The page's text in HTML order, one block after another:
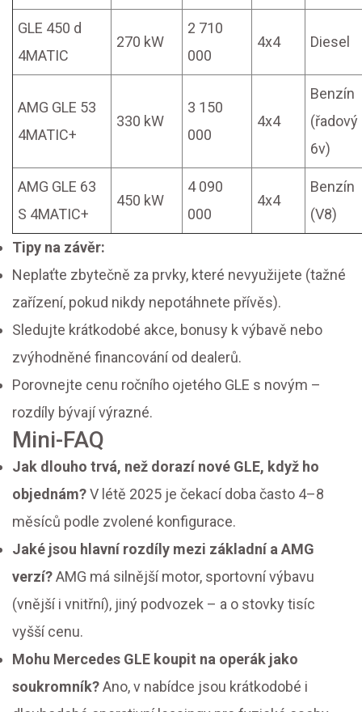
GLE 450 d
4MATIC
270 kW
2 710
000
4x4 Diesel
AMG GLE 53
4MATIC+
330 kW
3 150
000
4x4
Benzín
(řadový
6v)
AMG GLE 63
S 4MATIC+
450 kW
4 090
000
4x4
Benzín
(V8)
Tipy na závěr:
Neplaťte zbytečně za prvky, které nevyužijete (tažné
zařízení, pokud nikdy nepotáhnete přívěs).
Sledujte krátkodobé akce, bonusy k výbavě nebo
zvýhodněné financování od dealerů.
Porovnejte cenu ročního ojetého GLE s novým –
rozdíly bývají výrazné.
Mini-FAQ
Jak dlouho trvá, než dorazí nové GLE, když ho
objednám?V létě 2025 je čekací doba často 4–8
měsíců podle zvolené konfigurace.
Jaké jsou hlavní rozdíly mezi základní a AMG
verzí?AMG má silnější motor, sportovní výbavu
(vnější i vnitřní), jiný podvozek – a o stovky tisíc
vyšší cenu.
Mohu Mercedes GLE koupit na operák jako
soukromník?Ano, v nabídce jsou krátkodobé i